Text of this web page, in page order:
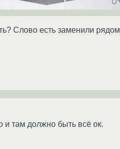
Слово есть заменили
и там должно быть всё ок.